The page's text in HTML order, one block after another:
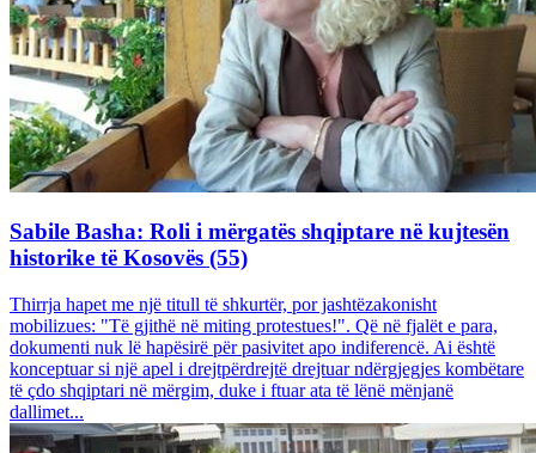
Sabile Basha: Roli i mërgatës shqiptare në kujtesën
historike të Kosovës (55)
Thirrja hapet me një titull të shkurtër, por jashtëzakonisht
mobilizues: "Të gjithë në miting protestues!". Që në fjalët e para,
dokumenti nuk lë hapësirë për pasivitet apo indiferencë. Ai është
konceptuar si një apel i drejtpërdrejtë drejtuar ndërgjegjes kombëtare
të çdo shqiptari në mërgim, duke i ftuar ata të lënë mënjanë
dallimet...